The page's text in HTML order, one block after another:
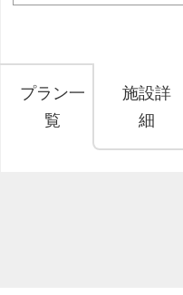
プラン一
覧
施設詳
細